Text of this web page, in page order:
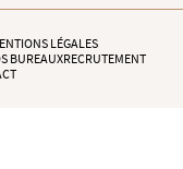
LÉGALES
BUREAUXRECRUTEMENT